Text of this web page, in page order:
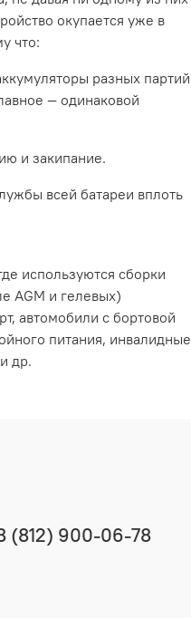
окупается уже в
что:
разных партий
— одинаковой
и закипание.
всей батареи вплоть
используются сборки
AGM и гелевых)
автомобили с бортовой
питания, инвалидные
др.
(812) 900-06-78